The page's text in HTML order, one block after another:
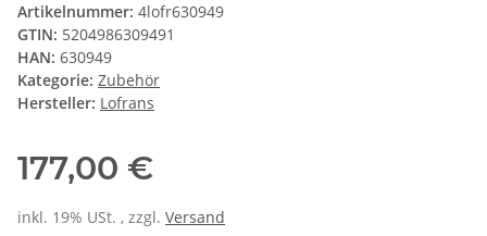
Artikelnummer: 4lofr630949
GTIN: 5204986309491
HAN: 630949
Kategorie: Zubehör
Hersteller: Lofrans
177,00 €
inkl. 19% USt. , zzgl. Versand